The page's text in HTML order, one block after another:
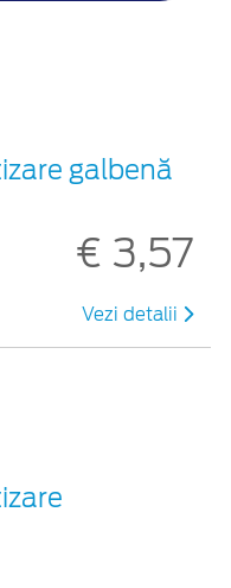
galbenă
€ 3,57
Vezi detalii